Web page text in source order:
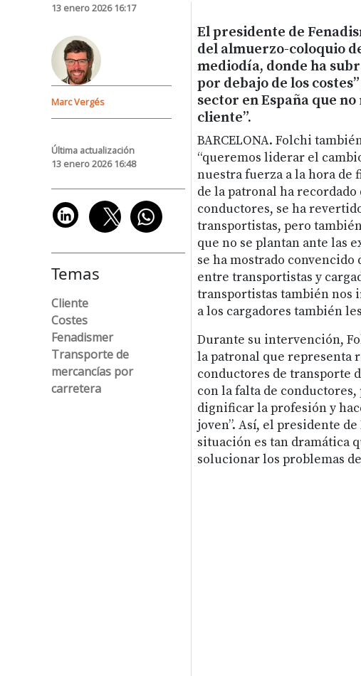
13 enero 2026 16:17
Marc Vergés
Última actualización
13 enero 2026 16:48
Temas
Cliente
Costes
Fenadismer
Transporte de
mercancías por
carretera
El presidente de
del almuerzo-coloquio
mediodía, donde ha
por debajo de los
sector en España que
cliente”.
BARCELONA. Folchi
“queremos liderar el
nuestra fuerza a la hora de
de la patronal ha
conductores, se ha
transportistas, pero
que no se plantan ante las
se ha mostrado
entre transportistas y
transportistas también nos
a los cargadores también
Durante su intervención,
la patronal que representa
conductores de transporte
con la falta de
dignificar la profesión y
joven”. Así, el presidente
situación es tan dramática
solucionar los problemas